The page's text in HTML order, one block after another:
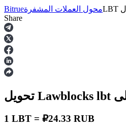
العقود الآجلة
Bitrueمحول العملات المشفرةLBT ل
Share
تحويل Lawblocks lbt
1 LBT = ₽24.33 RUB